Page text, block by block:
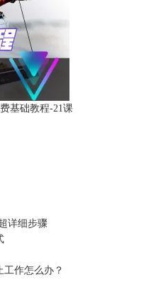
基础教程-21课
详细步骤
作怎么办？